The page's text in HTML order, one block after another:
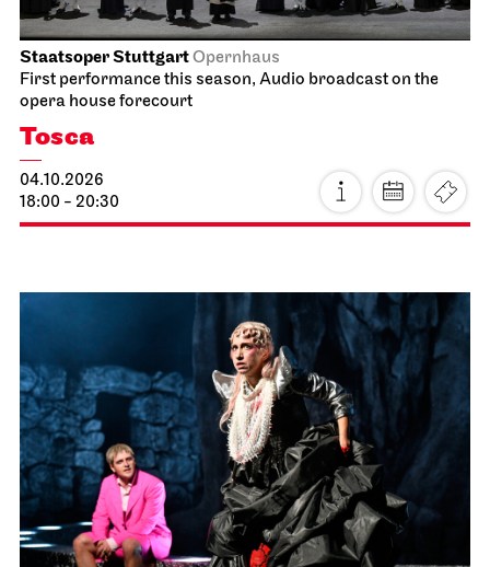
Staatsoper StuttgartOpernhaus
First performance this season, Audio broadcast on the
opera house forecourt
Tosca
04.10.2026
18:00 - 20:30